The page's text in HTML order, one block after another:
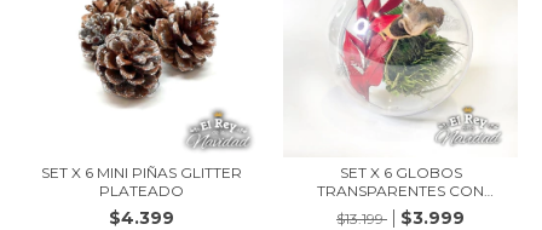
SET X 6 MINI PIÑAS GLITTER
PLATEADO
$4.399
SET X 6 GLOBOS
TRANSPARENTES CON
FLORES...
$13.199 $3.999